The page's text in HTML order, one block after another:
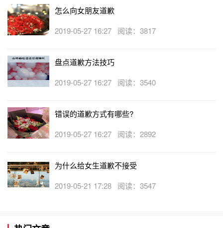
怎么向女朋友道歉
2019-05-27 16:27 阅读：3817
盘点道歉方法技巧
2019-05-27 16:27 阅读：3540
错误的道歉方式有哪些?
2019-05-27 16:27 阅读：2892
为什么给女生道歉不接受
2019-05-21 17:28 阅读：3547